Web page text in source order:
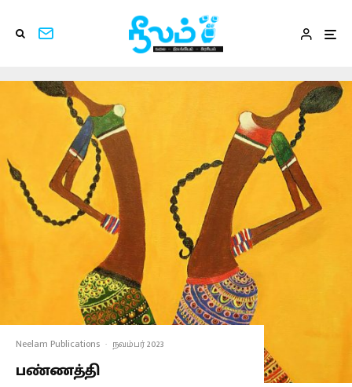
Neelam Publications · நவம்பர் 2023
பண்ணத்தி